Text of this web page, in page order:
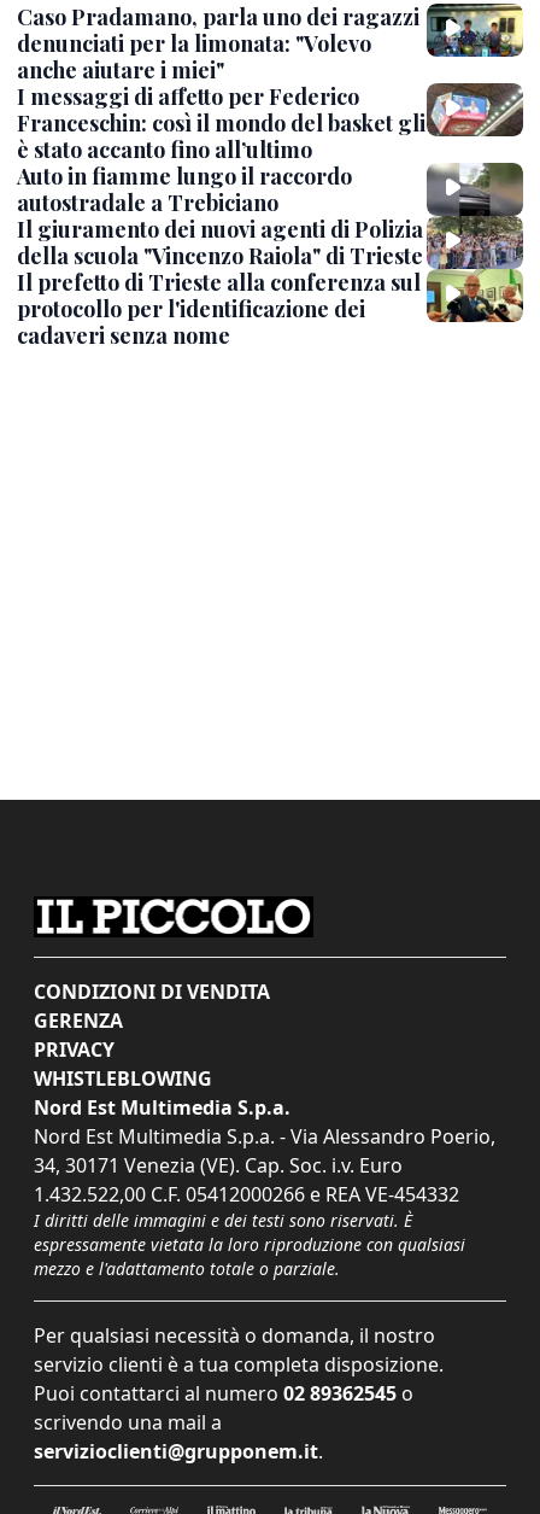
Caso Pradamano, parla uno dei ragazzi
denunciati per la limonata: "Volevo
anche aiutare i miei"
I messaggi di affetto per Federico
Franceschin: così il mondo del basket gli
è stato accanto fino all’ultimo
Auto in fiamme lungo il raccordo
autostradale a Trebiciano
Il giuramento dei nuovi agenti di Polizia
della scuola "Vincenzo Raiola" di Trieste
Il prefetto di Trieste alla conferenza sul
protocollo per l'identificazione dei
cadaveri senza nome
CONDIZIONI DI VENDITA
GERENZA
PRIVACY
WHISTLEBLOWING
Nord Est Multimedia S.p.a.
Nord Est Multimedia S.p.a. - Via Alessandro Poerio,
34, 30171 Venezia (VE). Cap. Soc. i.v. Euro
1.432.522,00 C.F. 05412000266 e REA VE-454332
I diritti delle immagini e dei testi sono riservati. È
espressamente vietata la loro riproduzione con qualsiasi
mezzo e l'adattamento totale o parziale.
Per qualsiasi necessità o domanda, il nostro
servizio clienti è a tua completa disposizione.
Puoi contattarci al numero 02 89362545 o
scrivendo una mail a
servizioclienti@grupponem.it.